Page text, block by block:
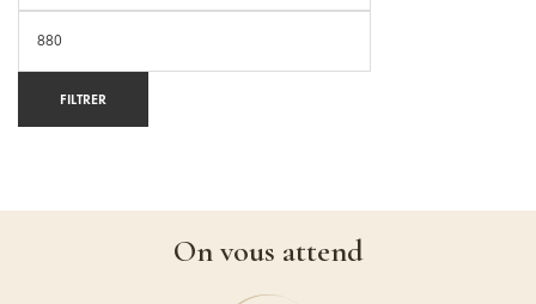
FILTRER
On vous attend